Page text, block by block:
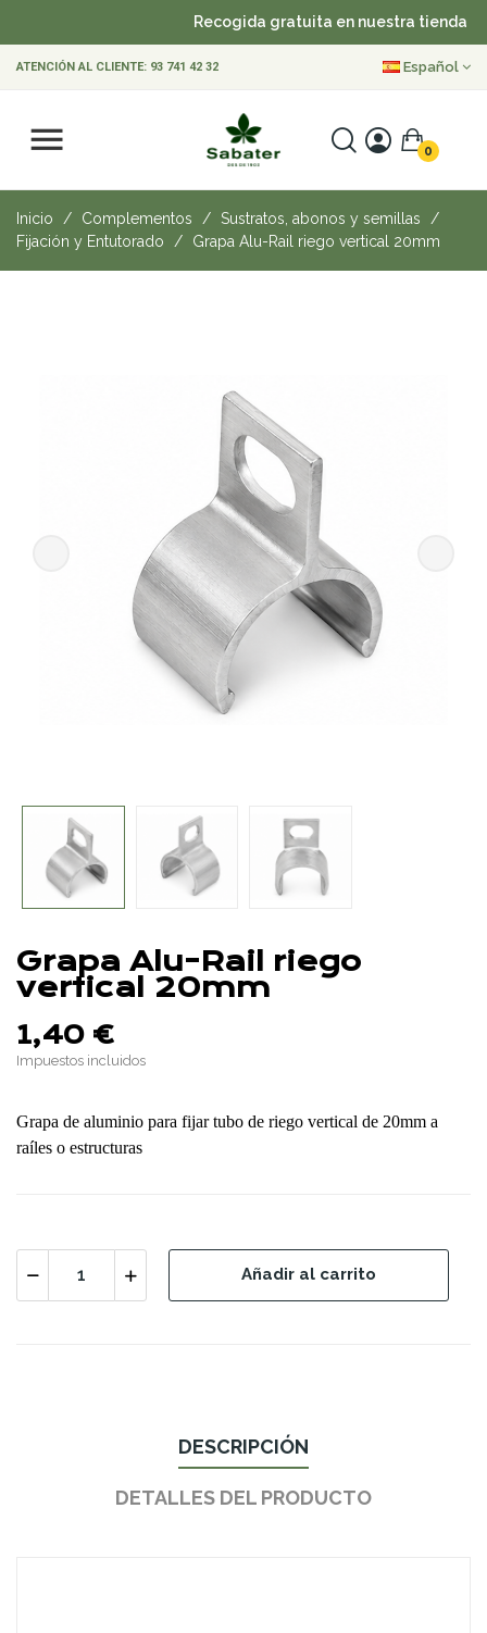
Recogida gratuita en nuestra tienda
ATENCIÓN AL CLIENTE: 93 741 42 32 Español
0
Inicio Complementos
Sustratos, abonos y semillas
Fijación y Entutorado
Grapa Alu-Rail riego vertical 20mm
Grapa Alu-Rail riego
vertical 20mm
1,40 €
Impuestos incluidos
Grapa de aluminio para fijar tubo de riego vertical de 20mm a
raíles o estructuras
Añadir al carrito
DESCRIPCIÓN
DETALLES DEL PRODUCTO